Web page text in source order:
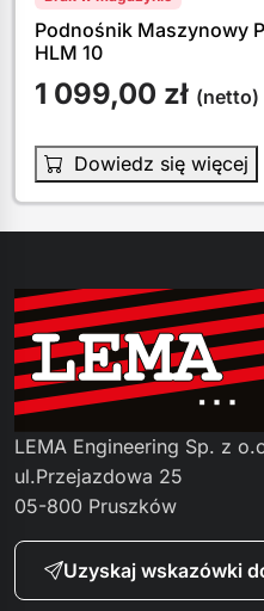
Podnośnik Maszynowy
HLM 10
1 099,00 zł (netto)
Dowiedz się więcej
LEMA Engineering Sp. z
ul.Przejazdowa 25
05-800 Pruszków
Uzyskaj wskazówki